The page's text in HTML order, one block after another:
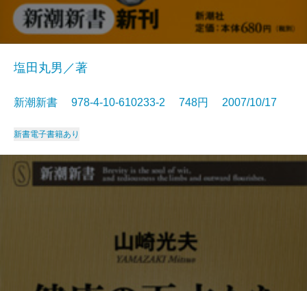
塩田丸男／著
新潮新書 978-4-10-610233-2 748円 2007/10/17
新書電子書籍あり